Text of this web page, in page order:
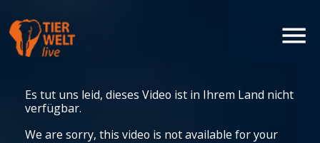
Es tut uns leid, dieses Video ist in Ihrem Land nicht
verfügbar.
We are sorry, this video is not available for your